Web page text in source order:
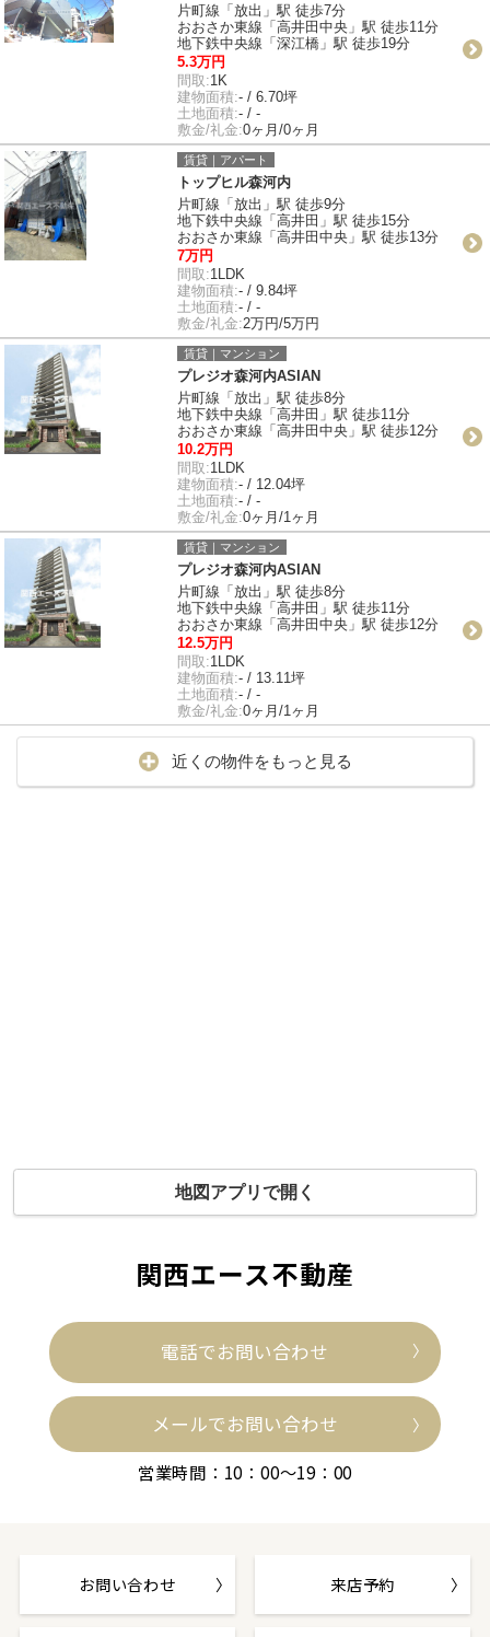
片町線「放出」駅 徒歩7分
おおさか東線「高井田中央」駅 徒歩11分
地下鉄中央線「深江橋」駅 徒歩19分
5.3万円
間取:1K
建物面積:- / 6.70坪
土地面積:- / -
敷金/礼金:0ヶ月/0ヶ月
賃貸｜アパート
トップヒル森河内
片町線「放出」駅 徒歩9分
地下鉄中央線「高井田」駅 徒歩15分
おおさか東線「高井田中央」駅 徒歩13分
7万円
間取:1LDK
建物面積:- / 9.84坪
土地面積:- / -
敷金/礼金:2万円/5万円
賃貸｜マンション
プレジオ森河内ASIAN
片町線「放出」駅 徒歩8分
地下鉄中央線「高井田」駅 徒歩11分
おおさか東線「高井田中央」駅 徒歩12分
10.2万円
間取:1LDK
建物面積:- / 12.04坪
土地面積:- / -
敷金/礼金:0ヶ月/1ヶ月
賃貸｜マンション
プレジオ森河内ASIAN
片町線「放出」駅 徒歩8分
地下鉄中央線「高井田」駅 徒歩11分
おおさか東線「高井田中央」駅 徒歩12分
12.5万円
間取:1LDK
建物面積:- / 13.11坪
土地面積:- / -
敷金/礼金:0ヶ月/1ヶ月
近くの物件をもっと見る
地図アプリで開く
関西エース不動産
電話でお問い合わせ
メールでお問い合わせ
営業時間：10：00～19：00
お問い合わせ 来店予約